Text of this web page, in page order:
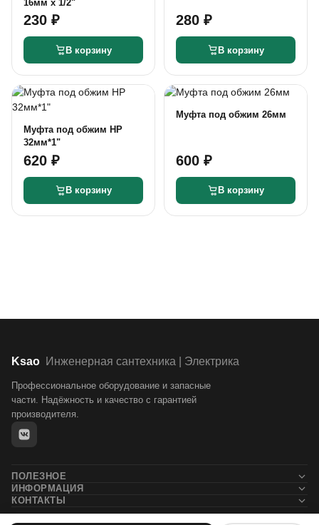
16мм х 1/2"
230 ₽
В корзину
280 ₽
В корзину
Муфта под обжим НР
32мм*1"
620 ₽
В корзину
Муфта под обжим 26мм
600 ₽
В корзину
Ksao Инженерная сантехника | Электрика
Профессиональное оборудование и запасные
части. Надёжность и качество с гарантией
производителя.
ПОЛЕЗНОЕ
Новости
Блог
ИНФОРМАЦИЯ
Контакты
О компании
КОНТАКТЫ
+7 (911) 132-71-05